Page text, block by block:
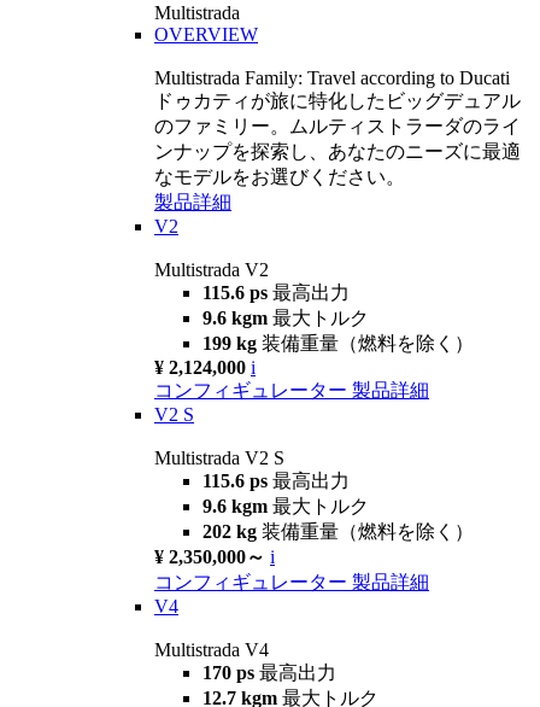
Multistrada
OVERVIEW
Multistrada Family: Travel according to Ducati
ドゥカティが旅に特化したビッグデュアル
のファミリー。ムルティストラーダのライ
ンナップを探索し、あなたのニーズに最適
なモデルをお選びください。
製品詳細
V2
Multistrada V2
115.6 ps 最高出力
9.6 kgm 最大トルク
199 kg 装備重量（燃料を除く）
¥ 2,124,000 i
コンフィギュレーター 製品詳細
V2 S
Multistrada V2 S
115.6 ps 最高出力
9.6 kgm 最大トルク
202 kg 装備重量（燃料を除く）
¥ 2,350,000～ i
コンフィギュレーター 製品詳細
V4
Multistrada V4
170 ps 最高出力
12.7 kgm 最大トルク